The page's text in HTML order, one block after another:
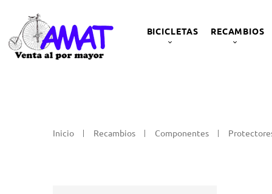
BICICLETAS RECAMBIOS
Inicio Recambios Componentes